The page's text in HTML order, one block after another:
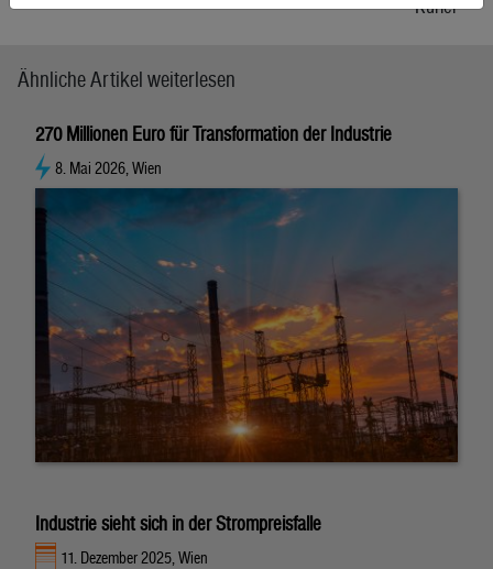
Kurier
Ähnliche Artikel weiterlesen
270 Millionen Euro für Transformation der Industrie
8. Mai 2026, Wien
Industrie sieht sich in der Strompreisfalle
11. Dezember 2025, Wien